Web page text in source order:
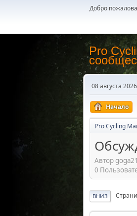
Добро
Pro
08 августа
Начало
Pro Cycling
Автор
0
ВНИЗ